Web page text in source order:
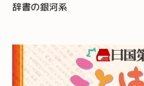
辞書の銀河系